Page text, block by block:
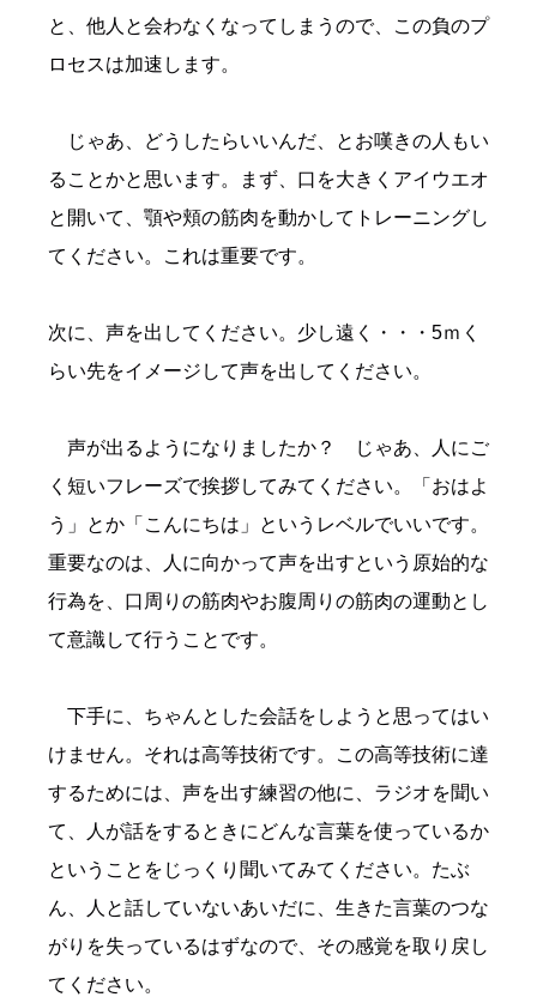
と、他人と会わなくなってしまうので、この負のプ
ロセスは加速します。
じゃあ、どうしたらいいんだ、とお嘆きの人もい
ることかと思います。まず、口を大きくアイウエオ
と開いて、顎や頬の筋肉を動かしてトレーニングし
てください。これは重要です。
次に、声を出してください。少し遠く・・・5ｍく
らい先をイメージして声を出してください。
声が出るようになりましたか？ じゃあ、人にご
く短いフレーズで挨拶してみてください。「おはよ
う」とか「こんにちは」というレベルでいいです。
重要なのは、人に向かって声を出すという原始的な
行為を、口周りの筋肉やお腹周りの筋肉の運動とし
て意識して行うことです。
下手に、ちゃんとした会話をしようと思ってはい
けません。それは高等技術です。この高等技術に達
するためには、声を出す練習の他に、ラジオを聞い
て、人が話をするときにどんな言葉を使っているか
ということをじっくり聞いてみてください。たぶ
ん、人と話していないあいだに、生きた言葉のつな
がりを失っているはずなので、その感覚を取り戻し
てください。